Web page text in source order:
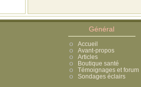
Général
Accueil
Avant-propos
Articles
Boutique santé
Témoignages et forum
Sondages éclairs